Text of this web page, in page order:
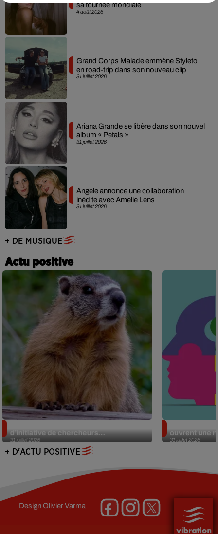
4 août 2026
sa tournée mondiale
31 juillet 2026
Grand Corps Malade emmène Styleto
en road-trip dans son nouveau clip
31 juillet 2026
Ariana Grande se libère dans son nouvel
album « Petals »
31 juillet 2026
Angèle annonce une collaboration
inédite avec Amelie Lens
+ DE MUSIQUE
Actu positive
31 juillet 2026
d’initiative de chercheurs...
31 juillet 2026
ouvrent une
+ D'ACTU POSITIVE
DesignOlivier Varma